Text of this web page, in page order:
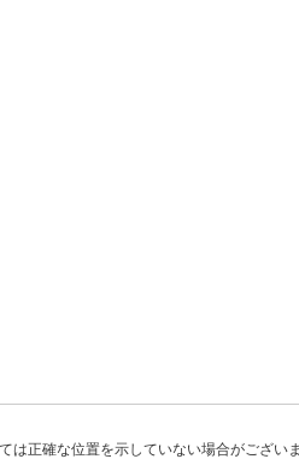
は正確な位置を示していない場合がござい